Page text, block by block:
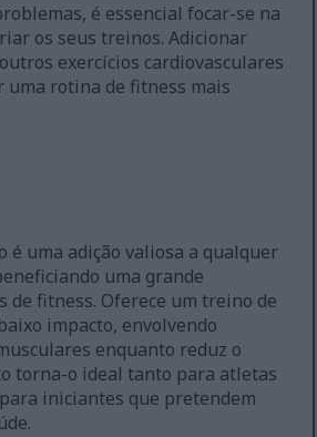
é essencial focar-se na
os seus treinos. Adicionar
exercícios cardiovasculares
uma rotina de fitness mais
é uma adição valiosa a qualquer
uma grande
de fitness. Oferece um treino de
impacto, envolvendo
enquanto reduz o
torna-o ideal tanto para atletas
iniciantes que pretendem